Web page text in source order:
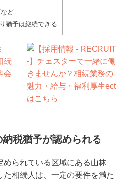
ど
猶予は継続できる
税猶予が認められる
められている区域にある山林
た相続人は、一定の要件を満た